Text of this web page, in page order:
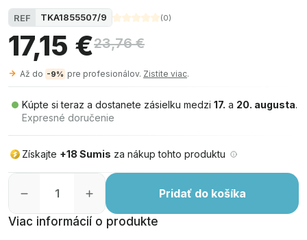
REF TKA1855507/9 (0)
17,15 €23,76 €
Až do -9% pre profesionálov. Zistite viac.
Kúpte si teraz a dostanete zásielku medzi 17. a 20. augusta.
Expresné doručenie
Získajte +18 Sumis za nákup tohto produktu
Pridať do košíka
Viac informácií o produkte